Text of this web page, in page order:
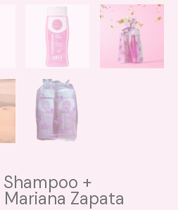
+
Zapata